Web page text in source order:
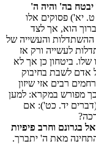
בה' והיה ה'
יא') פסוקים אלו
הוא, אך לצד
ההשתדלות והעשייה של
לעשייה ורק אז
ביטחון כן אך לא
אדם לשבת בחיבוק
רבים אזי שיזון
מפורש במקרא: למען
יד. כט'): אם
בגרונם וחרב פיפיות
מאת ה' יתברך.